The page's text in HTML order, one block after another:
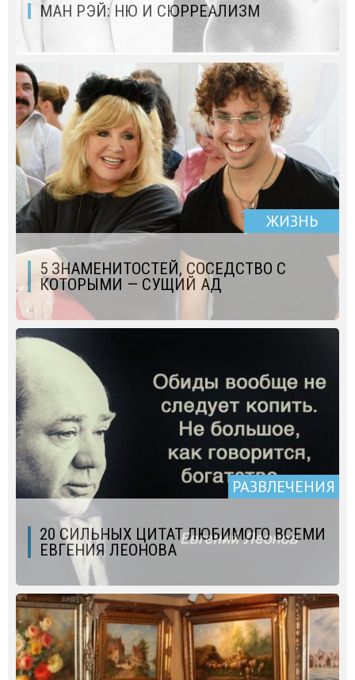
МАН РЭЙ: НЮ И СЮРРЕАЛИЗМ
ЖИЗНЬ
5 ЗНАМЕНИТОСТЕЙ, СОСЕДСТВО С
КОТОРЫМИ — СУЩИЙ АД
РАЗВЛЕЧЕНИЯ
20 СИЛЬНЫХ ЦИТАТ ЛЮБИМОГО ВСЕМИ
ЕВГЕНИЯ ЛЕОНОВА